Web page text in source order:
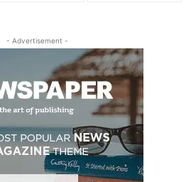
- Advertisement -